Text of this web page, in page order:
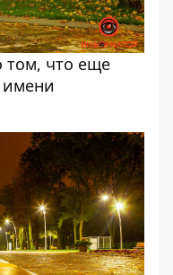
том, что еще
имени